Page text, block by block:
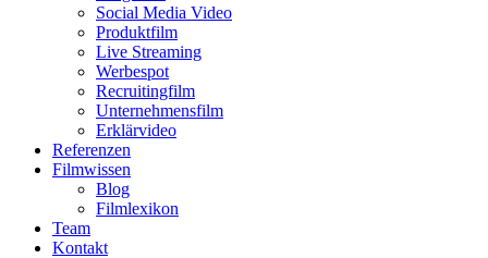
Social Media Video
Produktfilm
Live Streaming
Werbespot
Recruitingfilm
Unternehmensfilm
Erklärvideo
Referenzen
Filmwissen
Blog
Filmlexikon
Team
Kontakt